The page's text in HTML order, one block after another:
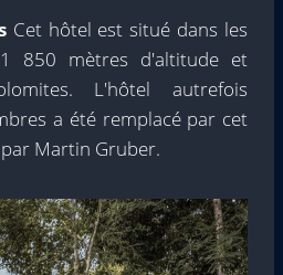
Cet hôtel est situé dans les
850 mètres d'altitude et
L'hôtel autrefois
a été remplacé par cet
Martin Gruber.